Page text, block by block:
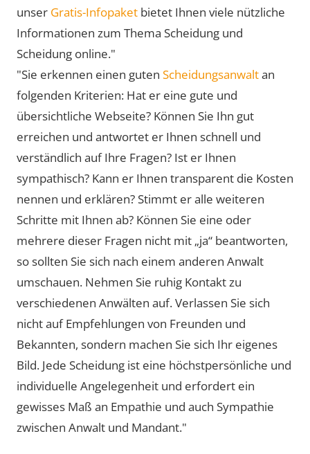
unser Gratis-Infopaket bietet Ihnen viele nützliche
Informationen zum Thema Scheidung und
Scheidung online."
"Sie erkennen einen guten Scheidungsanwaltan
folgenden Kriterien: Hat er eine gute und
übersichtliche Webseite? Können Sie Ihn gut
erreichen und antwortet er Ihnen schnell und
verständlich auf Ihre Fragen? Ist er Ihnen
sympathisch? Kann er Ihnen transparent die Kosten
nennen und erklären? Stimmt er alle weiteren
Schritte mit Ihnen ab? Können Sie eine oder
mehrere dieser Fragen nicht mit „ja“ beantworten,
so sollten Sie sich nach einem anderen Anwalt
umschauen. Nehmen Sie ruhig Kontakt zu
verschiedenen Anwälten auf. Verlassen Sie sich
nicht auf Empfehlungen von Freunden und
Bekannten, sondern machen Sie sich Ihr eigenes
Bild. Jede Scheidung ist eine höchstpersönliche und
individuelle Angelegenheit und erfordert ein
gewisses Maß an Empathie und auch Sympathie
zwischen Anwalt und Mandant."